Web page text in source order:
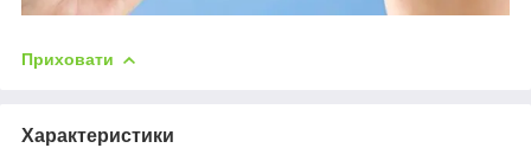
Приховати
Характеристики